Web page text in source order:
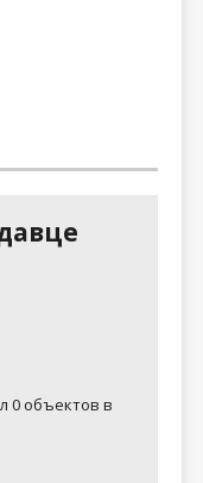
0 объектов в